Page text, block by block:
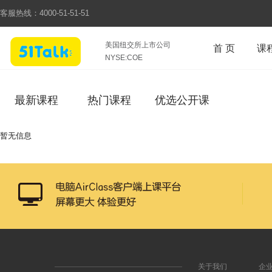
客服热线： 4000-51-51-51
美国纽交所上市公司
NYSE:COE
首 页 课
最新课程 热门课程 优选公开课
暂无信息
关于我们 企